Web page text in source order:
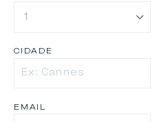
CIDADE
EMAIL